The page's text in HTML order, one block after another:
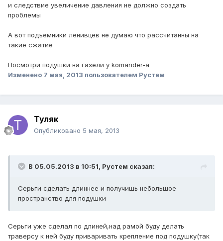
и следствие увеличение давления не должно создать
проблемы
А вот подъемники ленивцев не думаю что рассчитанны на
такие сжатие
Посмотри подушки на газели у komander-a
Изменено 7 мая, 2013 пользователем Рустем
Туляк
Опубликовано 5 мая, 2013
В 05.05.2013 в 10:51, Рустем сказал:
Серьги сделать длиннее и получишь небольшое
пространство для подушки
Серьги уже сделал по длиней,над рамой буду делать
траверсу к ней буду приваривать крепление под подушку(так